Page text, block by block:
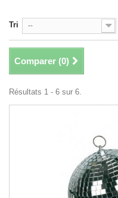
Tri --
Comparer (0)
Résultats 1 - 6 sur 6.